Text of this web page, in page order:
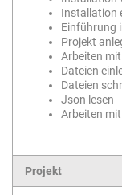
Installation
Einführung
Projekt
Arbeiten
Dateien
Dateien
Json lesen
Arbeiten mit
Projekt